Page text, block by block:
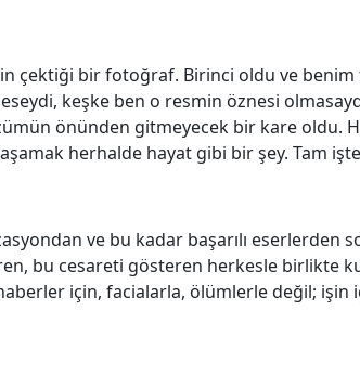
bir fotoğraf. Birinci oldu ve benim
keşke ben o resmin öznesi
önünden gitmeyecek bir kare oldu.
herhalde hayat gibi bir şey. Tam
ve bu kadar başarılı eserlerden
bu cesareti gösteren herkesle birlikte
için, facialarla, ölümlerle değil;